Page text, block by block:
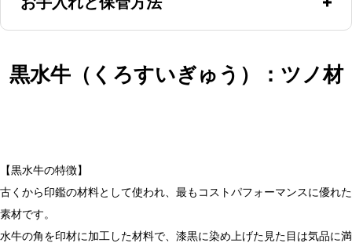
油が印面から染み込み、長年使用において枠が欠けや摩滅の
黒水牛（くろすいぎゅう）：ツノ材
【黒水牛の特徴】
古くから印鑑の材料として使われ、最もコストパフォーマンスに優れた
素材です。
水牛の角を印材に加工した材料で、漆黒に染め上げた見た目は気品に満